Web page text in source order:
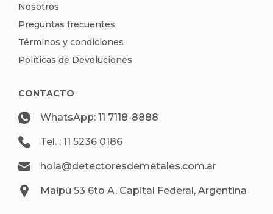
Nosotros
Preguntas frecuentes
Términos y condiciones
Políticas de Devoluciones
CONTACTO
WhatsApp: 11 7118-8888
Tel. : 11 5236 0186
hola@detectoresdemetales.com.ar
Maipú 53 6to A, Capital Federal, Argentina